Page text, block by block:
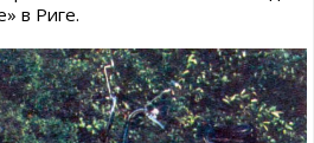
в Риге.